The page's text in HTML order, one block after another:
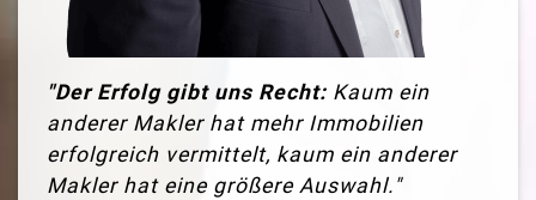
"Der Erfolg gibt uns Recht: Kaum ein
anderer Makler hat mehr Immobilien
erfolgreich vermittelt, kaum ein anderer
Makler hat eine größere Auswahl."